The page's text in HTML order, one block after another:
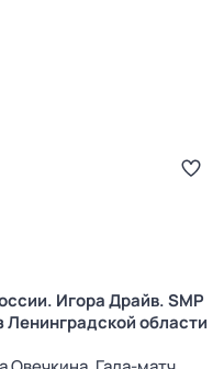
Игора Драйв. SMP
Ленинградской области